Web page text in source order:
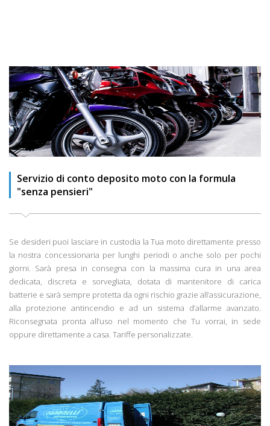
Servizio di conto deposito moto con la formula
"senza pensieri"
Se desideri puoi lasciare in custodia la Tua moto direttamente presso
la nostra concessionaria per lunghi periodi o anche solo per pochi
giorni. Sarà presa in consegna con la massima cura in una area
dedicata, discreta e sorvegliata, dotata di mantenitore di carica
batterie e sarà sempre protetta da ogni rischio grazie all’assicurazione,
alla protezione antincendio e ad un sistema d’allarme avanzato.
Riconsegnata pronta all’uso nel momento che Tu vorrai, in sede
oppure direttamente a casa. Tariffe personalizzate.